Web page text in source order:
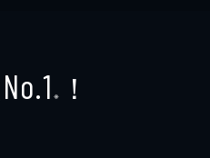
No.1 ※ ！